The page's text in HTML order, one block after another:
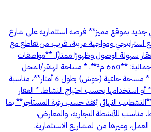
جديد بموقع مميز** فرصة استثمارية على شارع
استراتيجي ومواجهة غربية، قريب من تقاطع مع
العقار سهولة الوصول وظهورًا ممتازًا. **مواصفات
العقار:** * المساحة الإجمالية: **660 م²**. * مساحة الهنقر/المحل
التجاري: **373 م²**. * مساحة خلفية (حوش) بطول 6 أمتار**، مناسبة
استخدامها بحسب احتياج النشاط. * العقار
النهائي يُنفذ حسب رغبة المستأجر** بما
مناسب للأنشطة التجارية، والمعارض،
وغيرها من المشاريع الاستثمارية.